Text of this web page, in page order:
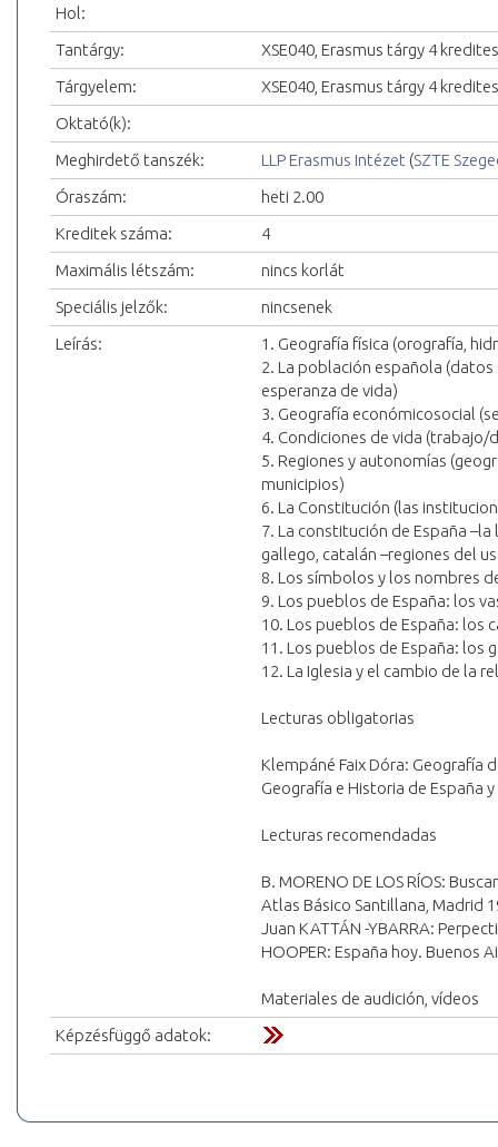
Hol:
Tantárgy:
XSE040, Erasmus tárgy 4 kredites
Tárgyelem:
XSE040, Erasmus tárgy 4 kredites
Oktató(k):
Meghirdető tanszék:
LLP Erasmus Intézet (SZTE
Óraszám:
heti 2.00
Kreditek száma:
4
Maximális létszám:
nincs korlát
Speciális jelzők:
nincsenek
Leírás:
1. Geografía física (orografía,
2. La población española
esperanza de vida)
3. Geografía económicosocial
4. Condiciones de vida (trabajo/
5. Regiones y autonomías
municipios)
6. La Constitución (las
7. La constitución de España
gallego, catalán –regiones del
8. Los símbolos y los nombres
9. Los pueblos de España: los
10. Los pueblos de España: los
11. Los pueblos de España: los
12. La Iglesia y el cambio de la
Lecturas obligatorias
Klempáné Faix Dóra: Geografía
Geografía e Historia de España
Lecturas recomendadas
B. MORENO DE LOS RÍOS:
Atlas Básico Santillana, Madrid
Juan KATTÁN -YBARRA:
HOOPER: España hoy. Buenos
Materiales de audición, vídeos
Képzésfüggő adatok: